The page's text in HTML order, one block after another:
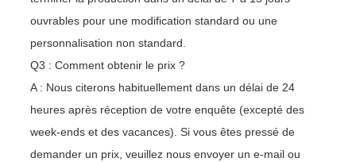
ouvrables pour une modification standard ou une
personnalisation non standard.
Q3 : Comment obtenir le prix ?
A : Nous citerons habituellement dans un délai de 24
heures après réception de votre enquête (excepté des
week-ends et des vacances). Si vous êtes pressé de
demander un prix, veuillez nous envoyer un e-mail ou